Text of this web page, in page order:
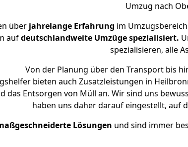
Umzug nach
über jahrelange Erfahrung im
aufdeutschlandweite Umzüge spezialisiert.
spezialisieren, alle
Von der Planung über den Transport bis
bieten auch Zusatzleistungen in
das Entsorgen von Müll an. Wir sind uns
haben uns daher darauf eingestellt, auf
Lösungen und sind immer